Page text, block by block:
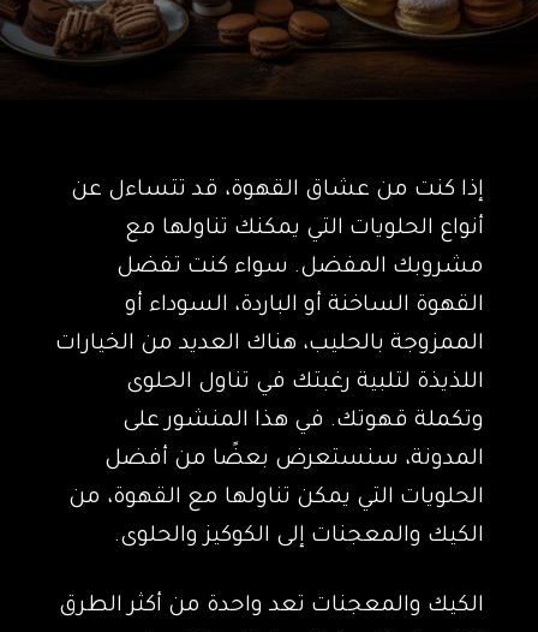
إذا كنت من عشاق القهوة، قد تتساءل عن
أنواع الحلويات التي يمكنك تناولها مع
مشروبك المفضل. سواء كنت تفضل
القهوة الساخنة أو الباردة، السوداء أو
الممزوجة بالحليب، هناك العديد من الخيارات
اللذيذة لتلبية رغبتك في تناول الحلوى
وتكملة قهوتك. في هذا المنشور على
المدونة، سنستعرض بعضًا من أفضل
الحلويات التي يمكن تناولها مع القهوة، من
الكيك والمعجنات إلى الكوكيز والحلوى.
الكيك والمعجنات تعد واحدة من أكثر الطرق